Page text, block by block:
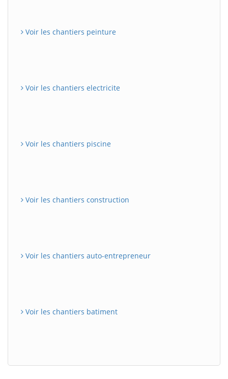
Voir les chantiers peinture
Voir les chantiers electricite
Voir les chantiers piscine
Voir les chantiers construction
Voir les chantiers auto-entrepreneur
Voir les chantiers batiment